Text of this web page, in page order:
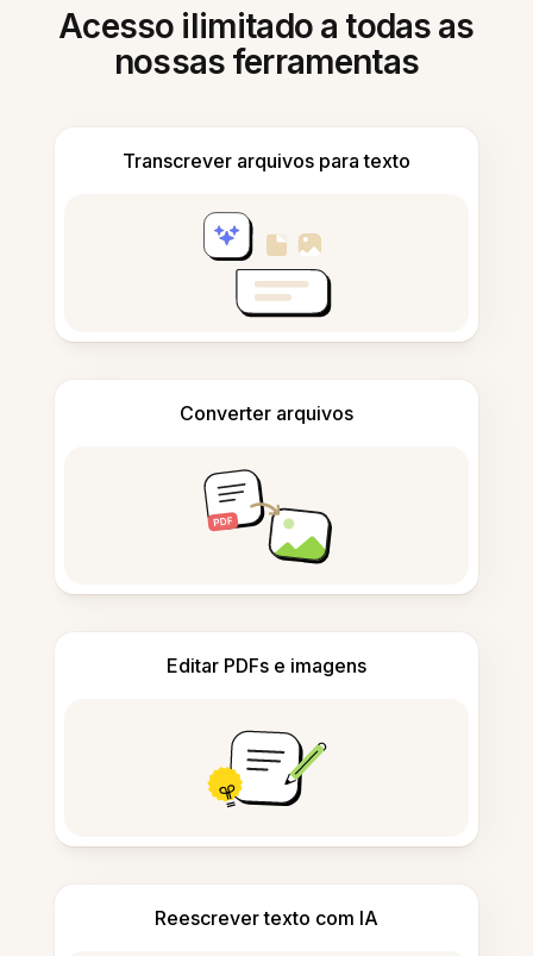
Acesso ilimitado a todas as
nossas ferramentas
Transcrever arquivos para texto
Converter arquivos
Editar PDFs e imagens
Reescrever texto com IA